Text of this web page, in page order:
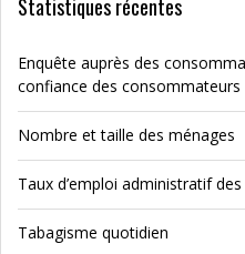
Statistiques récentes
Enquête auprès des
confiance des consommateurs
Nombre et taille des ménages
Taux d’emploi administratif
Tabagisme quotidien